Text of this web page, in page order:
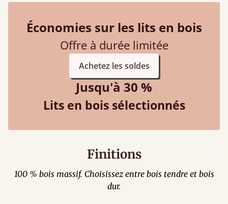
Économies sur les lits en bois
Offre à durée limitée
Achetez les soldes
Jusqu'à 30 %
Lits en bois sélectionnés
Finitions
100 % bois massif. Choisissez entre bois tendre et bois
dur.